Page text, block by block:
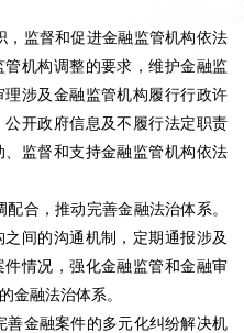
，监督和促进金融监管机构依法
机构调整的要求，维护金融监
涉及金融监管机构履行行政许
开政府信息及不履行法定职责
监督和支持金融监管机构依法
合，推动完善金融法治体系。
间的沟通机制，定期通报涉及
情况，强化金融监管和金融审
金融法治体系。
善金融案件的多元化纠纷解决机